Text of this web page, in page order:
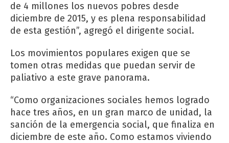
de 4 millones los nuevos pobres desde
diciembre de 2015, y es plena responsabilidad
de esta gestión”, agregó el dirigente social.
Los movimientos populares exigen que se
tomen otras medidas que puedan servir de
paliativo a este grave panorama.
“Como organizaciones sociales hemos logrado
hace tres años, en un gran marco de unidad, la
sanción de la emergencia social, que finaliza en
diciembre de este año. Como estamos viviendo